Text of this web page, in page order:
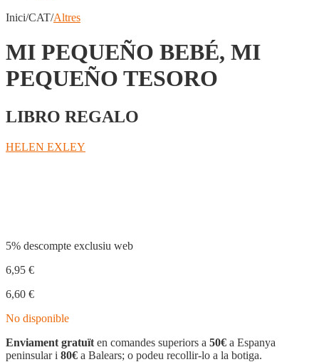
Inici/CAT/Altres
MI PEQUEÑO BEBÉ, MI
PEQUEÑO TESORO
LIBRO REGALO
HELEN EXLEY
5% descompte exclusiu web
6,95 €
6,60 €
No disponible
Enviament gratuït en comandes superiors a 50€ a Espanya
peninsular i 80€ a Balears; o podeu recollir-lo a la botiga.